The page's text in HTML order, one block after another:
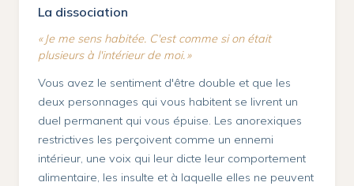
La dissociation
« Je me sens habitée. C'est comme si on était
plusieurs à l'intérieur de moi. »
Vous avez le sentiment d'être double et que les
deux personnages qui vous habitent se livrent un
duel permanent qui vous épuise. Les anorexiques
restrictives les perçoivent comme un ennemi
intérieur, une voix qui leur dicte leur comportement
alimentaire, les insulte et à laquelle elles ne peuvent